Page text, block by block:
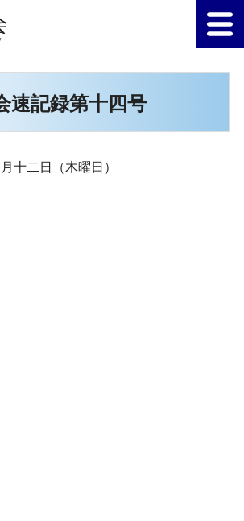
速記録第十四号
十二日（木曜日）